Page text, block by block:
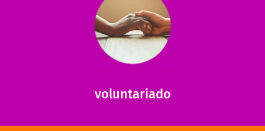
voluntariado
ajudar com certos assuntos. Entre em contato conosco e
saiba como nos ajudar.
saiba mais